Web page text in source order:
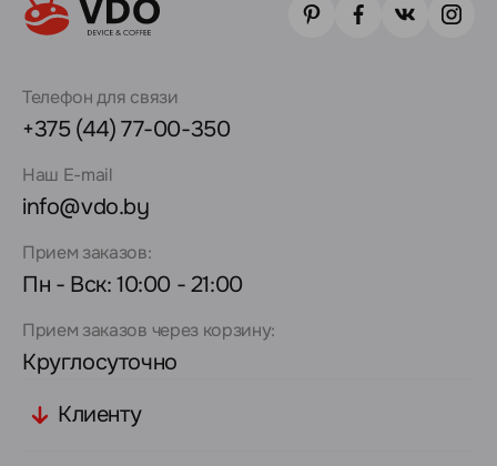
Телефон для связи
+375 (44) 77-00-350
Наш E-mail
info@vdo.by
Прием заказов:
Пн - Вск: 10:00 - 21:00
Прием заказов через корзину:
Круглосуточно
Клиенту